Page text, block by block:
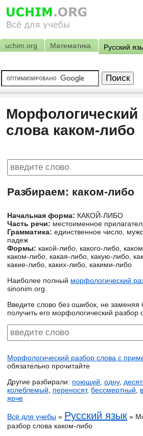
uchim.org Математика Русский
Морфологический
слова каком-либо
Разбираем: каком-либо
Начальная форма: КАКОЙ-ЛИБО
Часть речи: местоименное
Грамматика: единственное число,
падеж
Формы: какой-либо, какого-либо,
каком-либо, какая-либо, какую-либо,
какие-либо, каких-либо, какими-либо
Наиболее полный морфологический
sinonim.org.
Введите слово без ошибок, не заменяя
получить его морфологический разбор
Морфологический разбор слова с
обязательно прочитайте
Другие разбирали: поющий одну,
колеблемый
переносят, бессмертный
ярче
Всё для учебы » Русский язык »
разбор слова каком-либо